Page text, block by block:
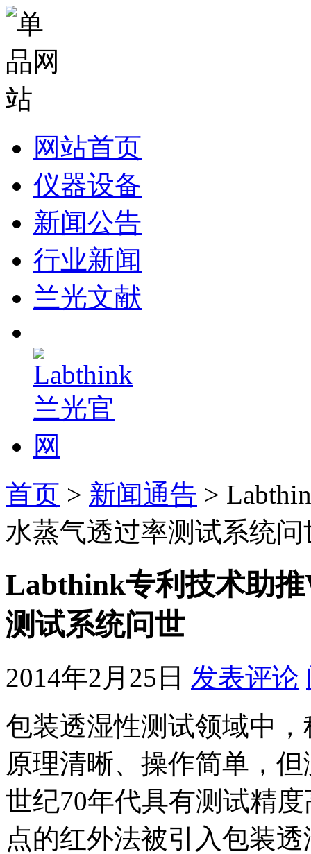
网站首页
仪器设备
新闻公告
行业新闻
兰光文献
首页 > 新闻通告 >
水蒸气透过率测试系统问
Labthink专利技术助
测试系统问世
2014年2月25日 发表评论
包装透湿性测试领域中
原理清晰、操作简单，
世纪70年代具有测试精
点的红外法被引入包装